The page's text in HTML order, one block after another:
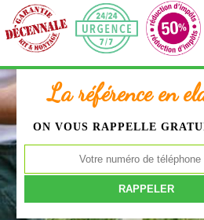
La référence en
ON VOUS RAPPELLE